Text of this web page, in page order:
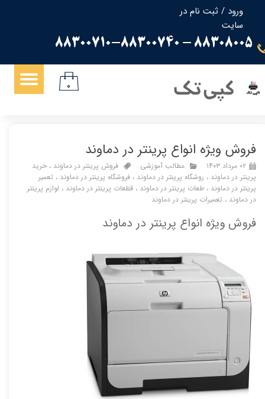
ورود / ثبت نام در
سایت
حساب کاربری من
تغییر گذر واژه
سفارشات
88308005 - 88300710-88300740
کپی تک ۰
فروش ویژه انواع پرینتر در دماوند
۰۲ مرداد ۱۴۰۳ مطالب آموزشی فروش پرینتر در دماوند ، خرید
پرینتر در دماوند ، روشگاه پرینتر در دماوند ، فروشگاه پرینتر در دماوند ، تعمیر
پرینتر در دماوند ، طعات پرینتر در دماوند ، قطعات پرینتر در دماوند ، لوازم پرینتر
در دماوند ، تعمیرات پرینتر در دماوند
فروش ویژه انواع پرینتر در دماوند